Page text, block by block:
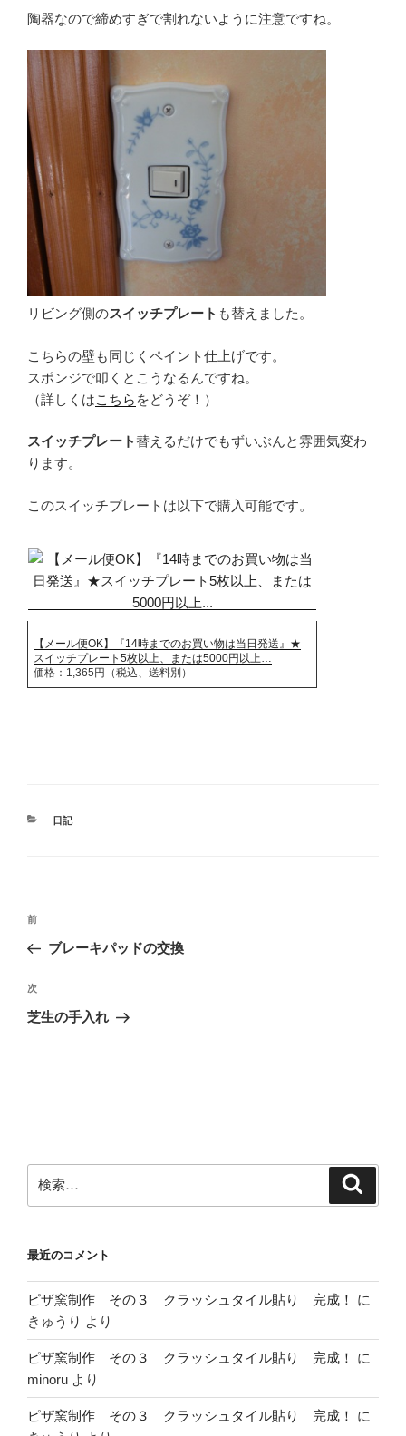
陶器なので締めすぎで割れないように注意ですね。
リビング側のスイッチプレート も替えました。
こちらの壁も同じくペイント仕上げです。
スポンジで叩くとこうなるんですね。
（詳しくはこちら をどうぞ！）
スイッチプレート 替えるだけでもずいぶんと雰囲気変わ
ります。
このスイッチプレートは以下で購入可能です。
【メール便OK】『14時までのお買い物は当日発送』★
スイッチプレート5枚以上、または5000円以上…
価格：1,365円（税込、送料別）
カ
日記
投
ナ
ビ
ゲ
前
の
稿
前
ブレーキパッドの交換
次
の
次
芝生の手入れ
索:
最近のコメント
ピザ窯制作 その３ クラッシュタイル貼り 完成！
に
きゅうり より
ピザ窯制作 その３ クラッシュタイル貼り 完成！
に
minoru より
ピザ窯制作 その３ クラッシュタイル貼り 完成！
に